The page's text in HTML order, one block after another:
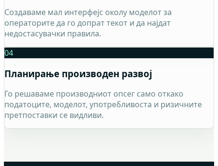
Создаваме мал интерфејс околу моделот за
операторите да го допрат текот и да најдат
недостасувачки правила.
04
Планирање производен развој
Го решаваме производниот опсег само откако
податоците, моделот, употребливоста и ризичните
претпоставки се видливи.